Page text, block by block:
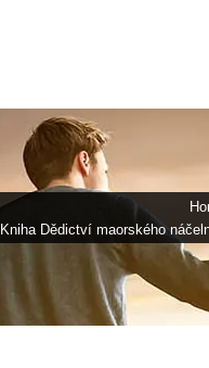
Kniha Dědictví maorského